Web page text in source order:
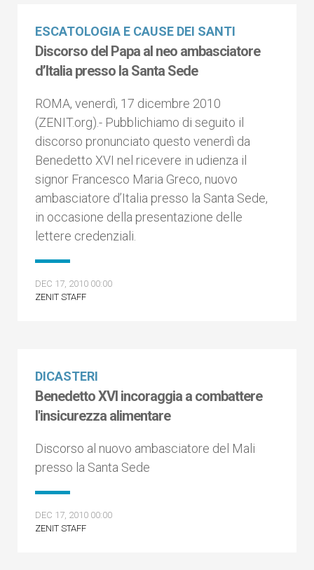
ESCATOLOGIA E CAUSE DEI SANTI
Discorso del Papa al neo ambasciatore
d’Italia presso la Santa Sede
ROMA, venerdì, 17 dicembre 2010
(ZENIT.org).- Pubblichiamo di seguito il
discorso pronunciato questo venerdì da
Benedetto XVI nel ricevere in udienza il
signor Francesco Maria Greco, nuovo
ambasciatore d’Italia presso la Santa Sede,
in occasione della presentazione delle
lettere credenziali.
DEC 17, 2010 00:00
ZENIT STAFF
DICASTERI
Benedetto XVI incoraggia a combattere
l'insicurezza alimentare
Discorso al nuovo ambasciatore del Mali
presso la Santa Sede
DEC 17, 2010 00:00
ZENIT STAFF